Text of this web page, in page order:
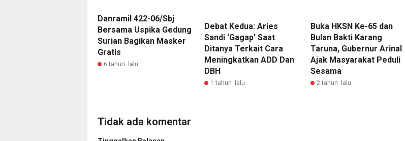
Danramil 422-06/Sbj
Bersama Uspika Gedung
Surian Bagikan Masker
Gratis
6 tahun lalu
Debat Kedua: Aries
Sandi ‘Gagap’ Saat
Ditanya Terkait Cara
Meningkatkan ADD Dan
DBH
1 tahun lalu
Buka HKSN Ke-65 dan
Bulan Bakti Karang
Taruna, Gubernur Arinal
Ajak Masyarakat Peduli
Sesama
2 tahun lalu
Tidak ada komentar